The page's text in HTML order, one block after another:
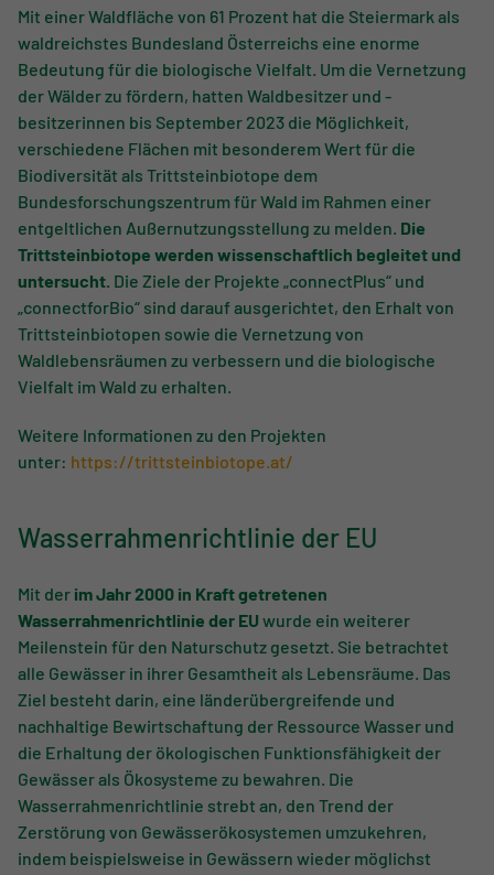
Mit einer Waldfläche von 61 Prozent hat die Steiermark als
waldreichstes Bundesland Österreichs eine enorme
Bedeutung für die biologische Vielfalt. Um die Vernetzung
der Wälder zu fördern, hatten Waldbesitzer und -
besitzerinnen bis September 2023 die Möglichkeit,
verschiedene Flächen mit besonderem Wert für die
Biodiversität als Trittsteinbiotope dem
Bundesforschungszentrum für Wald im Rahmen einer
entgeltlichen Außernutzungsstellung zu melden. Die
Trittsteinbiotope werden wissenschaftlich begleitet und
untersucht. Die Ziele der Projekte „connectPlus“ und
„connectforBio“ sind darauf ausgerichtet, den Erhalt von
Trittsteinbiotopen sowie die Vernetzung von
Waldlebensräumen zu verbessern und die biologische
Vielfalt im Wald zu erhalten.
Weitere Informationen zu den Projekten
unter: https://trittsteinbiotope.at/
Wasserrahmenrichtlinie der EU
Mit der im Jahr 2000 in Kraft getretenen
Wasserrahmenrichtlinie der EU wurde ein weiterer
Meilenstein für den Naturschutz gesetzt. Sie betrachtet
alle Gewässer in ihrer Gesamtheit als Lebensräume. Das
Ziel besteht darin, eine länderübergreifende und
nachhaltige Bewirtschaftung der Ressource Wasser und
die Erhaltung der ökologischen Funktionsfähigkeit der
Gewässer als Ökosysteme zu bewahren. Die
Wasserrahmenrichtlinie strebt an, den Trend der
Zerstörung von Gewässerökosystemen umzukehren,
indem beispielsweise in Gewässern wieder möglichst